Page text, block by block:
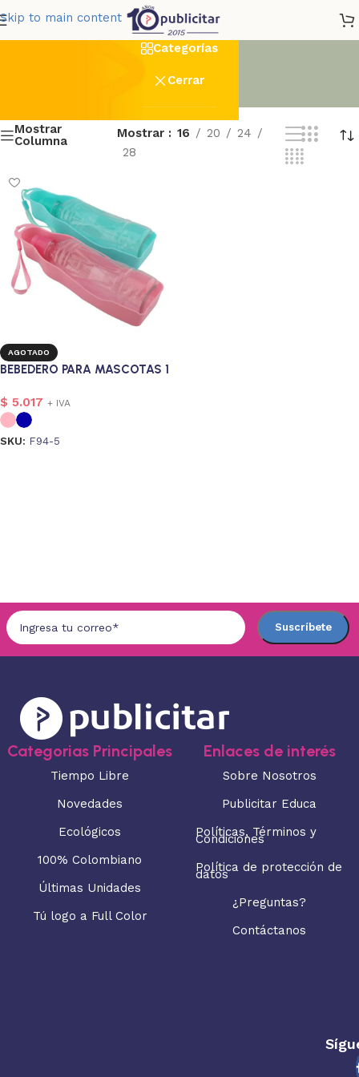
Skip to main contentbebedero
Categorías
Cerrar
Mostrar
Columna
Mostrar 16 20
24
28
AGOTADO
BEBEDERO PARA MASCOTAS 1
$ 5.017 + IVA
SKU: F94-5
Categorias Principales
Tiempo Libre
Novedades
Ecológicos
100% Colombiano
Últimas Unidades
Tú logo a Full Color
Enlaces de interés
Sobre Nosotros
Publicitar Educa
Políticas, Términos y
Condiciones
Política de protección de
datos
¿Preguntas?
Contáctanos